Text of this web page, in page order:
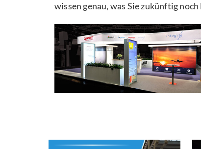
wissen genau, was Sie zukünftig noch